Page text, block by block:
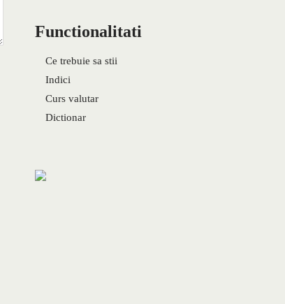
Functionalitati
Ce trebuie sa stii
Indici
Curs valutar
Dictionar